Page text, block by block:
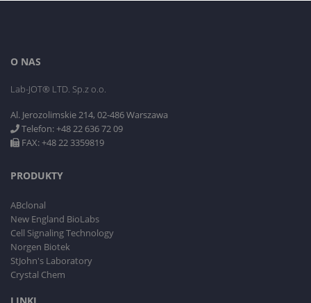
O NAS
Lab-JOT® LTD. Sp.z o.o.
Al. Jerozolimskie 214, 02-486 Warszawa
Telefon: +48 22 636 72 09
FAX: +48 22 3359819
PRODUKTY
ABclonal
New England BioLabs
Cell Signaling Technology
Norgen Biotek
StJohn's Laboratory
Crystal Chem
LINKI